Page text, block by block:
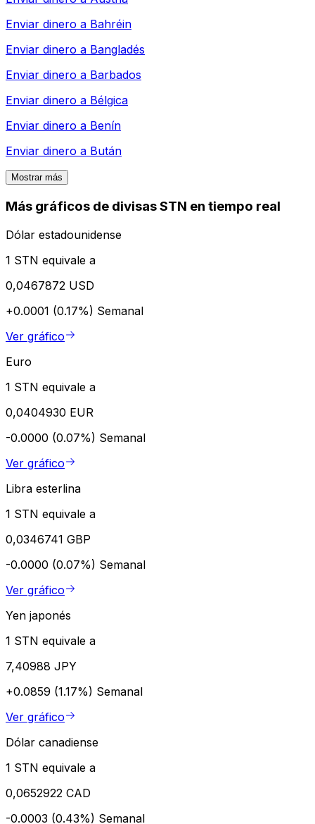
Enviar dinero a Bahréin
Enviar dinero a Bangladés
Enviar dinero a Barbados
Enviar dinero a Bélgica
Enviar dinero a Benín
Enviar dinero a Bután
Mostrar más
Más gráficos de divisas STN en tiempo real
Dólar estadounidense
1 STN equivale a
0,0467872 USD
+0.0001 (0.17%) Semanal
Ver gráfico
Euro
1 STN equivale a
0,0404930 EUR
-0.0000 (0.07%) Semanal
Ver gráfico
Libra esterlina
1 STN equivale a
0,0346741 GBP
-0.0000 (0.07%) Semanal
Ver gráfico
Yen japonés
1 STN equivale a
7,40988 JPY
+0.0859 (1.17%) Semanal
Ver gráfico
Dólar canadiense
1 STN equivale a
0,0652922 CAD
-0.0003 (0.43%) Semanal